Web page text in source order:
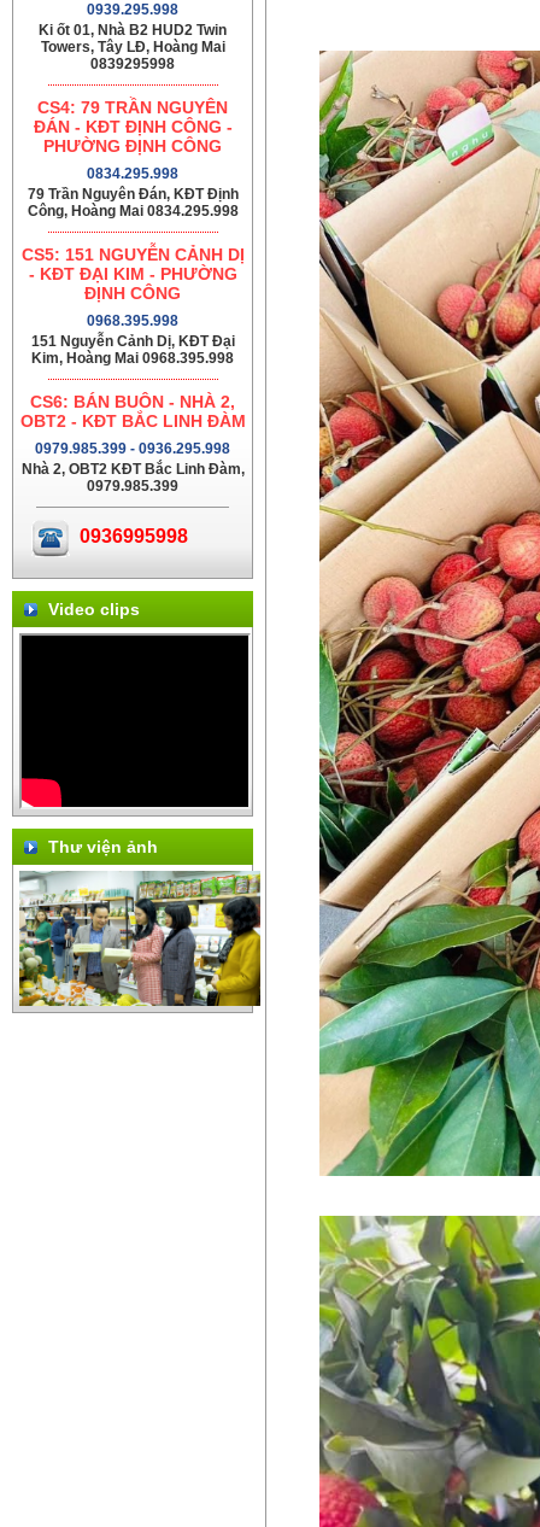
0939.295.998
Ki ốt 01, Nhà B2 HUD2 Twin
Towers, Tây LĐ, Hoàng Mai
0839295998
CS4: 79 TRẦN NGUYÊN
ĐÁN - KĐT ĐỊNH CÔNG -
PHƯỜNG ĐỊNH CÔNG
0834.295.998
79 Trần Nguyên Đán, KĐT Định
Công, Hoàng Mai 0834.295.998
CS5: 151 NGUYỄN CẢNH DỊ
- KĐT ĐẠI KIM - PHƯỜNG
ĐỊNH CÔNG
0968.395.998
151 Nguyễn Cảnh Dị, KĐT Đại
Kim, Hoàng Mai 0968.395.998
CS6: BÁN BUÔN - NHÀ 2,
OBT2 - KĐT BẮC LINH ĐÀM
0979.985.399 - 0936.295.998
Nhà 2, OBT2 KĐT Bắc Linh Đàm,
0979.985.399
0936995998
Video clips
Thư viện ảnh